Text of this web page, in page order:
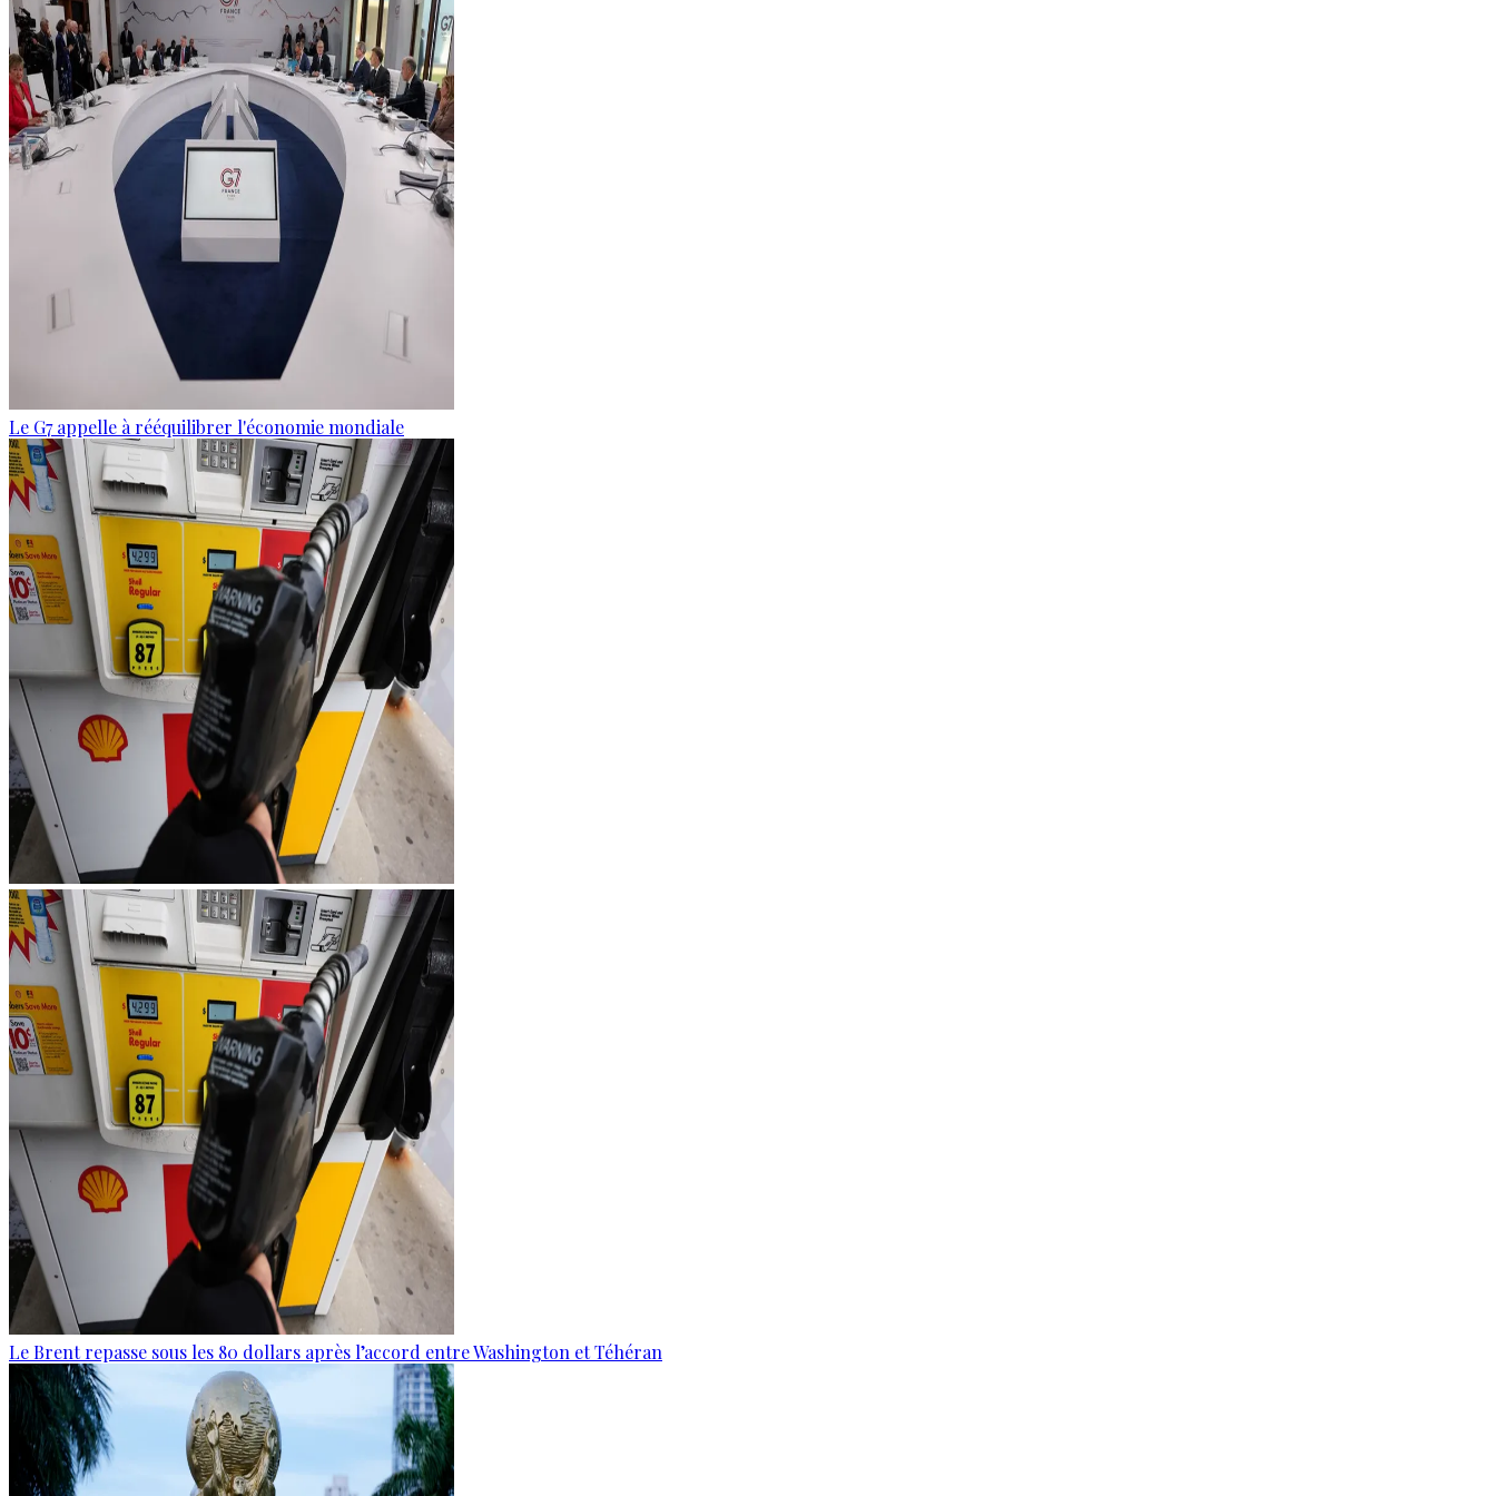
Le G7 appelle à rééquilibrer l'économie mondiale
Le Brent repasse sous les 80 dollars après l’accord entre Washington et Téhéran